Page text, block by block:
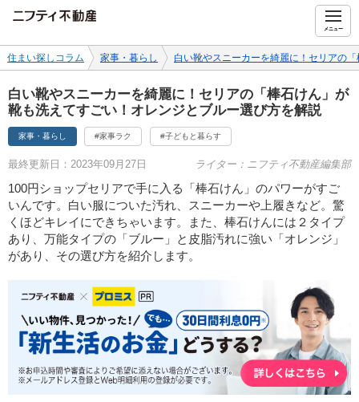
メニュー
住まい探しコラム 家事・暮らし 白い靴やスニーカーを綺麗に！セリアの
白い靴やスニーカーを綺麗に！セリアの「棒石けん」が
靴も洗えてすごい！オレンジとブルー選び方を解説
家事・暮らし #家事ラク #子どもと暮らす
最終更新日：2023年09月27日 ライター：ニフティ不動産編集部
100円ショップセリアで手に入る「棒石けん」のパワーがすご
いんです。白い服についた汚れ、スニーカーや上履きなど。驚
くほどキレイにできちゃいます。また、棒石けんには２タイプ
あり、万能タイプの「ブルー」と皮脂汚れに強い「オレンジ」
があり、その選び方を紹介します。